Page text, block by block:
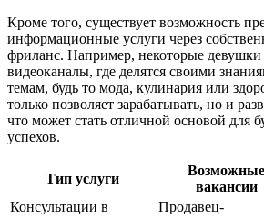
Кроме того, существует возможность
информационные услуги через
фриланс. Например, некоторые девушки
видеоканалы, где делятся своими
темам, будь то мода, кулинария или
только позволяет зарабатывать, но и
что может стать отличной основой для
успехов.
Тип услуги
Возможные
вакансии
Консультации в
Продавец-